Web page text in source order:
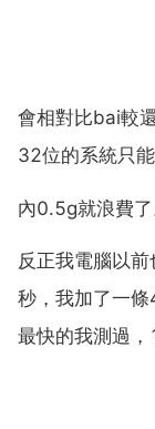
會相對比bai較
32位的系統只
內0.5g就浪費了
反正我電腦以
秒，我加了一
最快的我測過，